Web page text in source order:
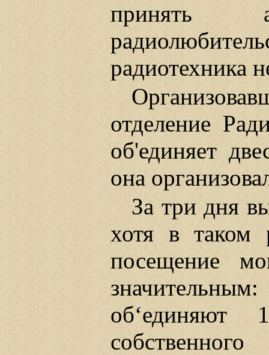
принять
радиотехника
отделение
об'единяет
она
За три дня
хотя в таком
посещение
об‘единяют